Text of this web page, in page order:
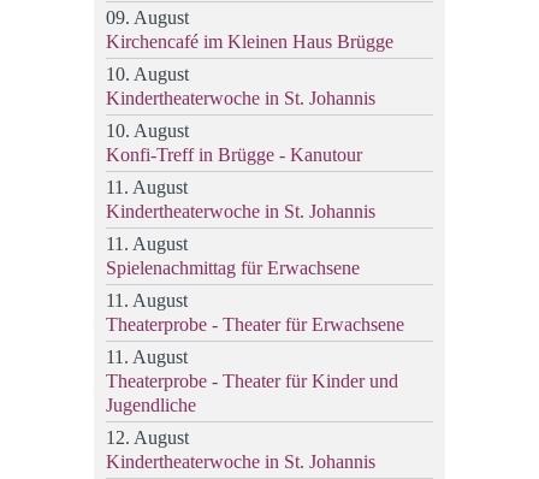
09. August
Kirchencafé im Kleinen Haus Brügge
10. August
Kindertheaterwoche in St. Johannis
10. August
Konfi-Treff in Brügge - Kanutour
11. August
Kindertheaterwoche in St. Johannis
11. August
Spielenachmittag für Erwachsene
11. August
Theaterprobe - Theater für Erwachsene
11. August
Theaterprobe - Theater für Kinder und
Jugendliche
12. August
Kindertheaterwoche in St. Johannis